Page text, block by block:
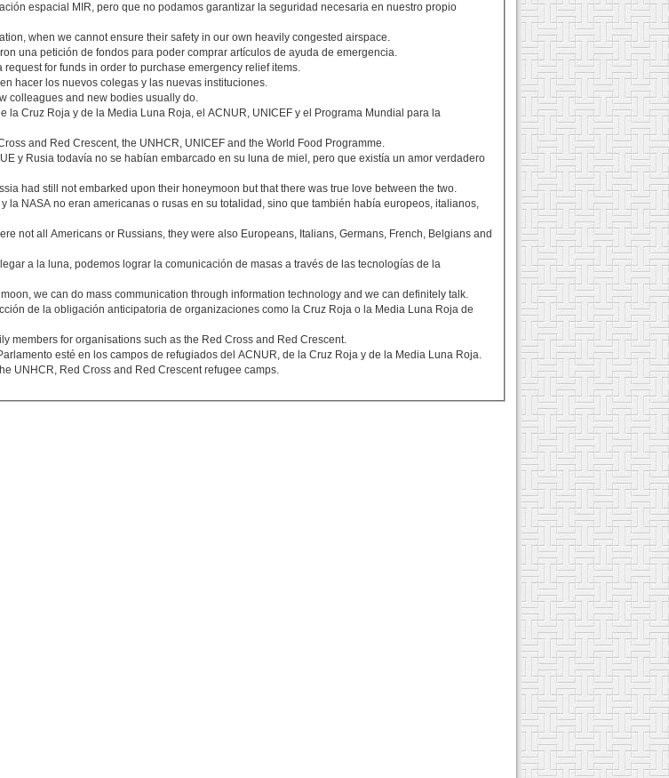
espacial MIR, pero que no podamos garantizar la seguridad necesaria en nuestro propio
when we cannot ensure their safety in our own heavily congested airspace.
una petición de fondos para poder comprar artículos de ayuda de emergencia.
for funds in order to purchase emergency relief items.
hacer los nuevos colegas y las nuevas instituciones.
colleagues and new bodies usually do.
la Cruz Roja y de la Media Luna Roja, el ACNUR, UNICEF y el Programa Mundial para la
and Red Crescent, the UNHCR, UNICEF and the World Food Programme.
y Rusia todavía no se habían embarcado en su luna de miel, pero que existía un amor verdadero
had still not embarked upon their honeymoon but that there was true love between the two.
NASA no eran americanas o rusas en su totalidad, sino que también había europeos, italianos,
not all Americans or Russians, they were also Europeans, Italians, Germans, French, Belgians and
a la luna, podemos lograr la comunicación de masas a través de las tecnologías de la
we can do mass communication through information technology and we can definitely talk.
de la obligación anticipatoria de organizaciones como la Cruz Roja o la Media Luna Roja de
members for organisations such as the Red Cross and Red Crescent.
esté en los campos de refugiados del ACNUR, de la Cruz Roja y de la Media Luna Roja.
UNHCR, Red Cross and Red Crescent refugee camps.